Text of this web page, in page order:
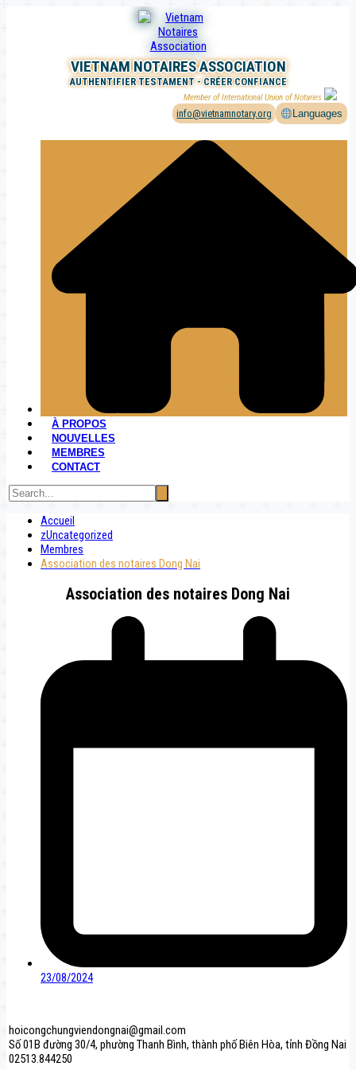
VIETNAM NOTAIRES ASSOCIATION
AUTHENTIFIER TESTAMENT - CRÉER CONFIANCE
Member of International Union of Notaries
info@vietnamnotary.org Languages
À PROPOS
NOUVELLES
MEMBRES
CONTACT
Accueil
zUncategorized
Membres
Association des notaires Dong Nai
Association des notaires Dong Nai
23/08/2024
hoicongchungviendongnai@gmail.com
Số 01B đường 30/4, phường Thanh Bình, thành phố Biên Hòa, tỉnh Đồng Nai
02513.844250